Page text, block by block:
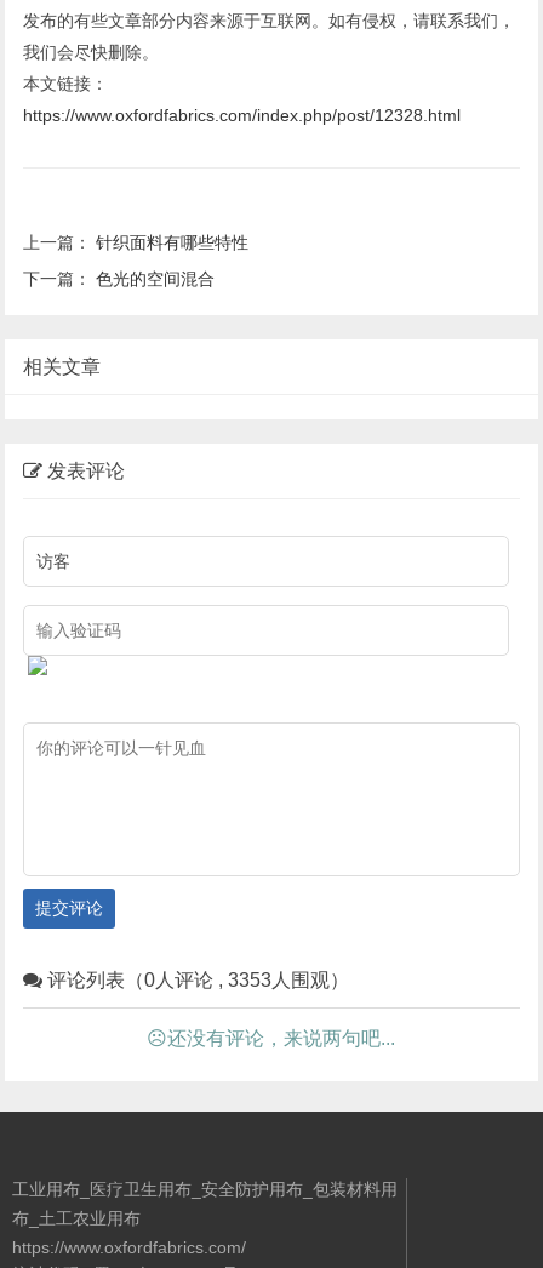
发布的有些文章部分内容来源于互联网。如有侵权，请联系我们，
我们会尽快删除。
本文链接：
https://www.oxfordfabrics.com/index.php/post/12328.html
上一篇：针织面料有哪些特性
下一篇：色光的空间混合
相关文章
发表评论
提交评论
评论列表（0人评论 , 3353人围观）
☹还没有评论，来说两句吧...
工业用布_医疗卫生用布_安全防护用布_包装材料用
布_土工农业用布
https://www.oxfordfabrics.com/